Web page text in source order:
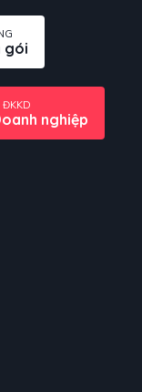
gói
ĐKKD
nghiệp